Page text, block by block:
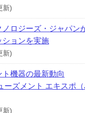
新)
ロジーズ・ジャパン
ションを実施
新)
機器の最新動向
ーズメント エキスポ（
新)